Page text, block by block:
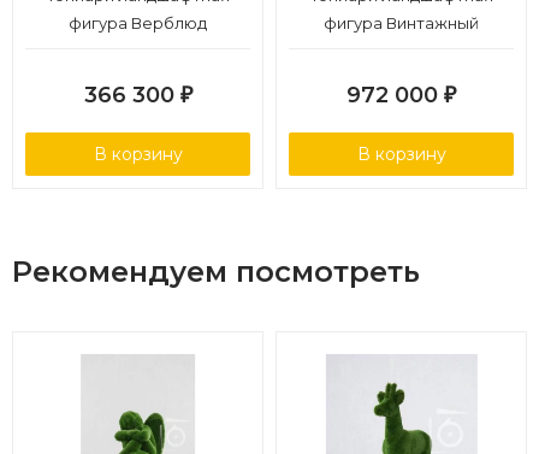
фигура Верблюд
366 300 ₽
В корзину
фигура Винтажный
972 000 ₽
В корзину
Рекомендуем посмотреть